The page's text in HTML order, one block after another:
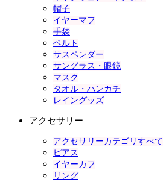
帽子
イヤーマフ
手袋
ベルト
サスペンダー
サングラス・眼鏡
マスク
タオル・ハンカチ
レイングッズ
アクセサリー
アクセサリーカテゴリすべて
ピアス
イヤーカフ
リング